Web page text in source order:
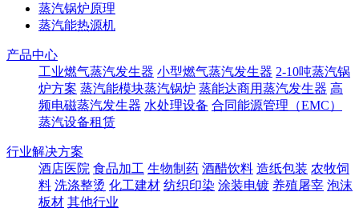
蒸汽锅炉原理
蒸汽能热源机
产品中心
工业燃气蒸汽发生器 小型燃气蒸汽发生器 2-10吨蒸汽锅
炉方案 蒸汽能模块蒸汽锅炉 蒸能达商用蒸汽发生器 高
频电磁蒸汽发生器 水处理设备 合同能源管理（EMC）
蒸汽设备租赁
行业解决方案
酒店医院 食品加工 生物制药 酒醋饮料 造纸包装 农牧饲
料 洗涤整烫 化工建材 纺织印染 涂装电镀 养殖屠宰 泡沫
板材 其他行业